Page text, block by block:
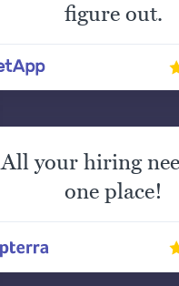
figure out.
All your hiring
one place!